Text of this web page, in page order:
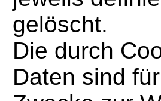
gelöscht.
Die durch
Daten sind